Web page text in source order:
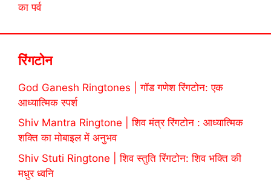
का पर्व
रिंगटोन
God Ganesh Ringtones | गॉड गणेश रिंगटोन: एक
आध्यात्मिक स्पर्श
Shiv Mantra Ringtone | शिव मंत्र रिंगटोन : आध्यात्मिक
शक्ति का मोबाइल में अनुभव
Shiv Stuti Ringtone | शिव स्तुति रिंगटोन: शिव भक्ति की
मधुर ध्वनि